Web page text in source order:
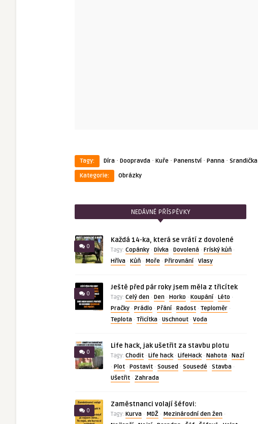
Tagy: Díra · Doopravda · Kuře · Panenství· Panna · Srandička
Kategorie:
Obrázky
NEDÁVNÉ PŘÍSPĚVKY
0
Každá 14-ka, která se vrátí z dovolené
Tagy: Copánky · Dívka · Dovolená · Fríský kůň ·
Hříva · Kůň · Moře · Přirovnání· Vlasy
0
Ještě před pár roky jsem měla z třicítek
Tagy: Celý den · Den · Horko · Koupání· Léto ·
Pračky · Prádlo · Přání· Radost · Teploměr ·
Teplota · Třicítka · Uschnout · Voda
0
Life hack, jak ušetřit za stavbu plotu
Tagy: Chodit · Life hack· LifeHack· Nahota · Nazí
· Plot · Postavit · Soused · Sousedé · Stavba ·
Ušetřit · Zahrada
0
Zaměstnanci volají šéfovi:
Tagy: Kurva · MDŽ · Mezinárodní den žen ·